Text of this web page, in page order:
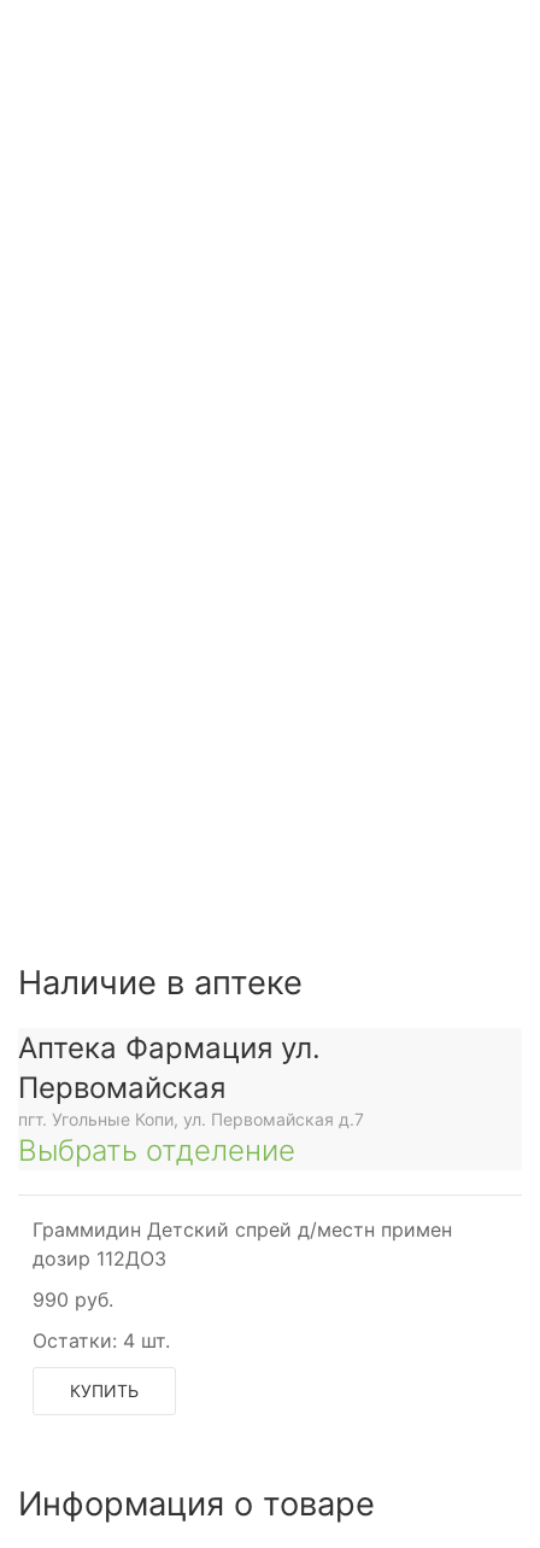
Наличие в аптеке
Аптека Фармация ул.
Первомайская
пгт. Угольные Копи, ул. Первомайская д.7
Выбрать отделение
Граммидин Детский спрей д/местн примен
дозир 112ДОЗ
990 руб.
Остатки: 4 шт.
КУПИТЬ
Информация о товаре